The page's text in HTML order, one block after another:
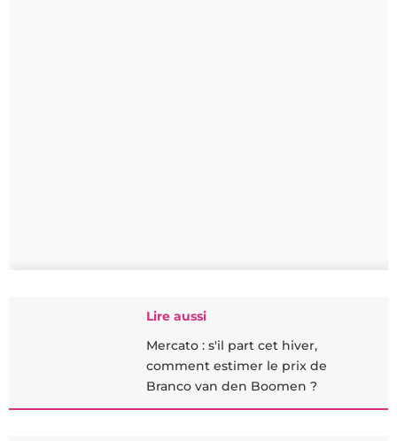
Lire aussi
Mercato : s'il part cet hiver,
comment estimer le prix de
Branco van den Boomen ?